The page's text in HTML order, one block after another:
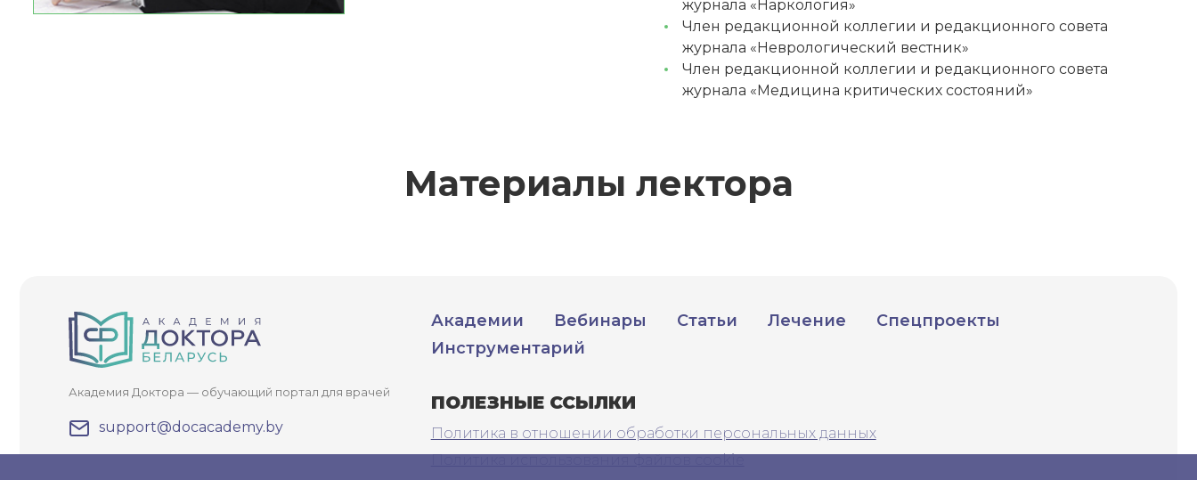
журнала «Наркология»
Член редакционной коллегии и редакционного совета
журнала «Неврологический вестник»
Член редакционной коллегии и редакционного совета
журнала «Медицина критических состояний»
Материалы лектора
Академия Доктора — обучающий портал для врачей
support@docacademy.by
Академии Вебинары Статьи Лечение
Спецпроекты
Инструментарий
ПОЛЕЗНЫЕ ССЫЛКИ
Политика в отношении обработки персональных данных
После подтверждения медкоины будут списаны с Вашего счета.
ОТМЕНА